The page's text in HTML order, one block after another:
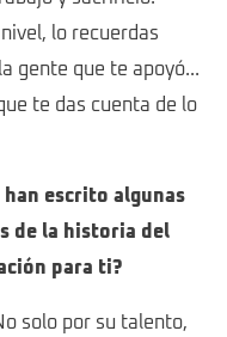
lo recuerdas
gente que te apoyó...
te das cuenta de lo
han escrito algunas
de la historia del
para ti?
solo por su talento,